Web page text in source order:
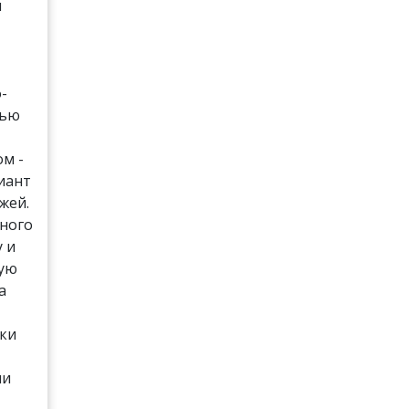
-
и